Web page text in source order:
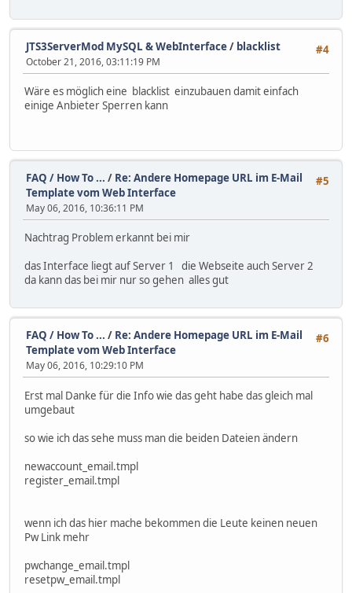
#4
JTS3ServerMod MySQL & WebInterface/ blacklist
October 21, 2016, 03:11:19 PM
Wäre es möglich eine blacklist einzubauen damit einfach
einige Anbieter Sperren kann
#5
FAQ / How To ... / Re: Andere Homepage URL im E-Mail
Template vom Web Interface
May 06, 2016, 10:36:11 PM
Nachtrag Problem erkannt bei mir
das Interface liegt auf Server 1 die Webseite auch Server 2
da kann das bei mir nur so gehen alles gut
#6
FAQ / How To ... / Re: Andere Homepage URL im E-Mail
Template vom Web Interface
May 06, 2016, 10:29:10 PM
Erst mal Danke für die Info wie das geht habe das gleich mal
umgebaut
so wie ich das sehe muss man die beiden Dateien ändern
newaccount_email.tmpl
register_email.tmpl
wenn ich das hier mache bekommen die Leute keinen neuen
Pw Link mehr
pwchange_email.tmpl
resetpw_email.tmpl